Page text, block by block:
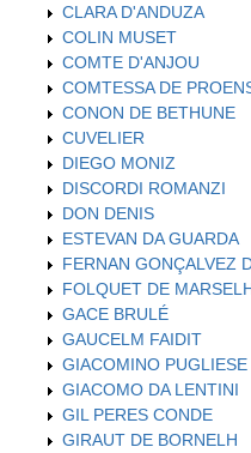
CLARA D'ANDUZA
COLIN MUSET
COMTE D'ANJOU
COMTESSA DE
CONON DE BETHUNE
CUVELIER
DIEGO MONIZ
DISCORDI ROMANZI
DON DENIS
ESTEVAN DA GUARDA
FERNAN GONÇALVEZ
FOLQUET DE
GACE BRULÉ
GAUCELM FAIDIT
GIACOMINO PUGLIESE
GIACOMO DA LENTINI
GIL PERES CONDE
GIRAUT DE BORNELH